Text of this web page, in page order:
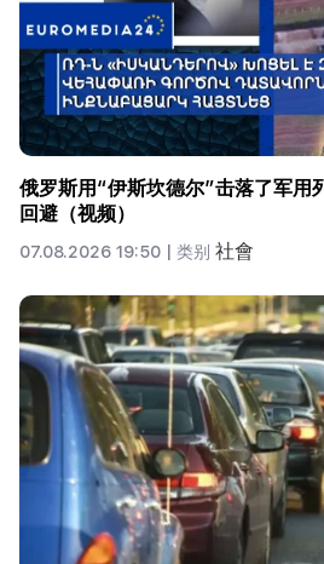
俄罗斯用“伊斯坎德尔”击落了军用
回避（视频）
07.08.2026 19:50 | 类别 社會